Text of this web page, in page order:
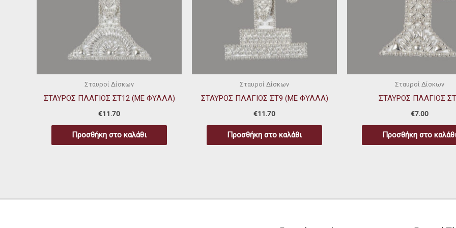
Σταυροί Δίσκων
ΣΤΑΥΡΟΣ ΠΛΑΓΙΟΣ ΣΤ12 (ΜΕ ΦΥΛΛΑ)
€11.70
Προσθήκη στο καλάθι
Σταυροί Δίσκων
ΣΤΑΥΡΟΣ ΠΛΑΓΙΟΣ ΣΤ9 (ΜΕ ΦΥΛΛΑ)
€11.70
Προσθήκη στο καλάθι
Σταυροί Δίσκων
ΣΤΑΥΡΟΣ ΠΛΑΓΙΟΣ
€7.00
Προσθήκη στο